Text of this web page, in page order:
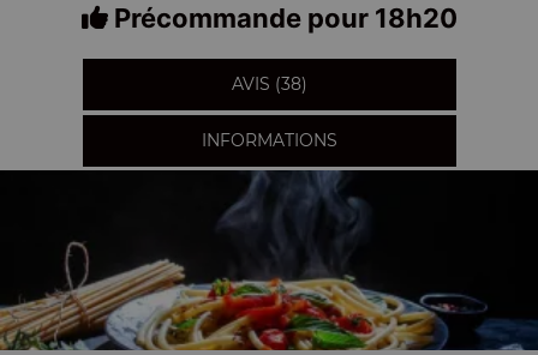
Précommande pour 18h20
AVIS (38)
INFORMATIONS